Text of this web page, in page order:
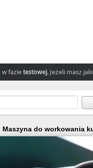
w fazietestowej. Jeżeli masz
Maszyna do workowania